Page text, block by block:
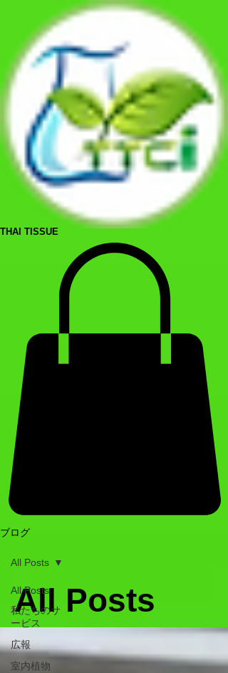
THAI TISSUE
ブログ
All Posts
私たちのサ
ービス
広報
室内植物
All Posts
All Posts